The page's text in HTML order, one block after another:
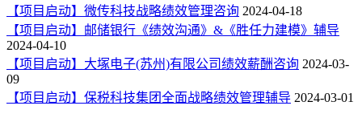
【项目启动】微传科技战略绩效管理咨询 2024-04-18
【项目启动】邮储银行《绩效沟通》&《胜任力建模》辅导
2024-04-10
【项目启动】大塚电子(苏州)有限公司绩效薪酬咨询 2024-03-
09
【项目启动】保税科技集团全面战略绩效管理辅导 2024-03-01